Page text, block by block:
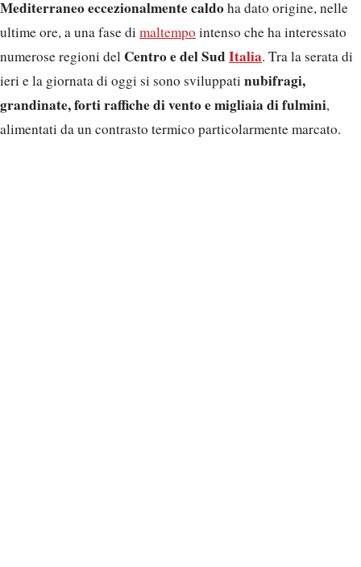
Mediterraneo eccezionalmente caldoha dato origine, nelle
ultime ore, a una fase di maltempo intenso che ha interessato
numerose regioni del Centro e del Sud Italia. Tra la serata di
ieri e la giornata di oggi si sono sviluppati nubifragi,
grandinate, forti raffiche di vento e migliaia di fulmini,
alimentati da un contrasto termico particolarmente marcato.